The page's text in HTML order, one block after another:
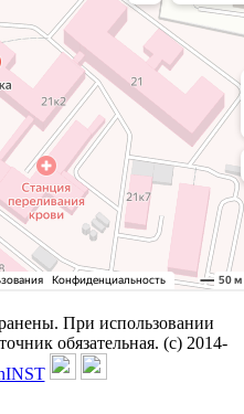
При использовании
обязательная. (с) 2014-